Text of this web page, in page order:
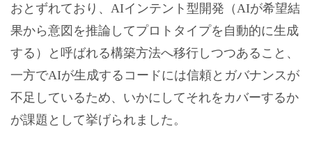
おとずれており、AIインテント型開発（AIが希望結
果から意図を推論してプロトタイプを自動的に生成
する）と呼ばれる構築方法へ移行しつつあること、
一方でAIが生成するコードには信頼とガバナンスが
不足しているため、いかにしてそれをカバーするか
が課題として挙げられました。